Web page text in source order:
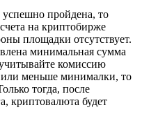
пройдена, то
на криптобирже
площадки отсутствует.
минимальная сумма
комиссию
меньше минималки, то
тогда, после
криптовалюта будет